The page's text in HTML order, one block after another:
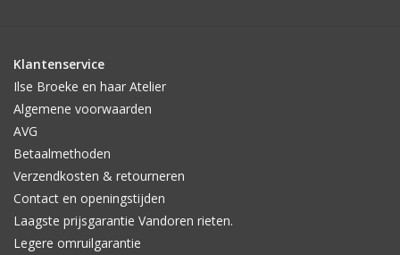
Klantenservice
Ilse Broeke en haar Atelier
Algemene voorwaarden
AVG
Betaalmethoden
Verzendkosten & retourneren
Contact en openingstijden
Laagste prijsgarantie Vandoren rieten.
Legere omruilgarantie